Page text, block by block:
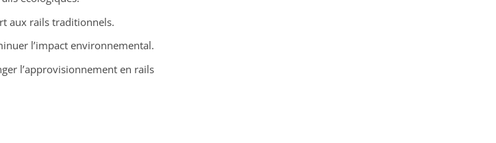
aux rails traditionnels.
l’impact environnemental.
l’approvisionnement en rails